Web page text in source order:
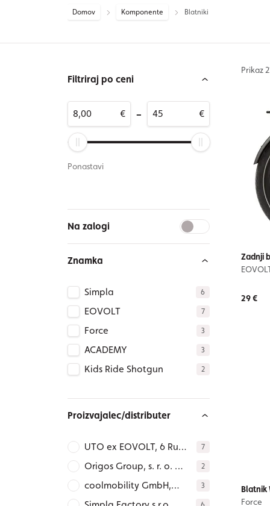
Domov Komponente Blatniki
Filtriraj po ceni
€ - €
Ponastavi
Na zalogi
Znamka
Simpla 6
EOVOLT 7
Force 3
ACADEMY 3
Kids Ride Shotgun 2
Proizvajalec/distributer
UTO ex EOVOLT, 6 Rue
Georges Besse, 69740
Genas – FRANCE,
hello@utobikes.com,
7
Origos Group, s. r. o. –
SK, Za školou I. 398/1,
91105 Zamarovce –
2
coolmobility GmbH,
Ludwig-Erhard-Allee 3,
3
Prikaz
Zadnji
29 €
Blatnik
Force